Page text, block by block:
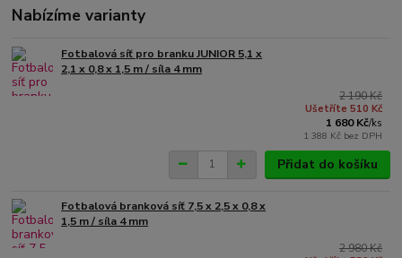
Nabízíme varianty
Fotbalová síť pro branku JUNIOR 5,1 x
2,1 x 0,8 x 1,5 m / síla 4 mm
2 190 Kč
Ušetříte 510 Kč
1 680 Kč/ks
1 388 Kč bez DPH
Přidat do košíku
Fotbalová branková síť 7,5 x 2,5 x 0,8 x
1,5 m / síla 4 mm
2 980 Kč